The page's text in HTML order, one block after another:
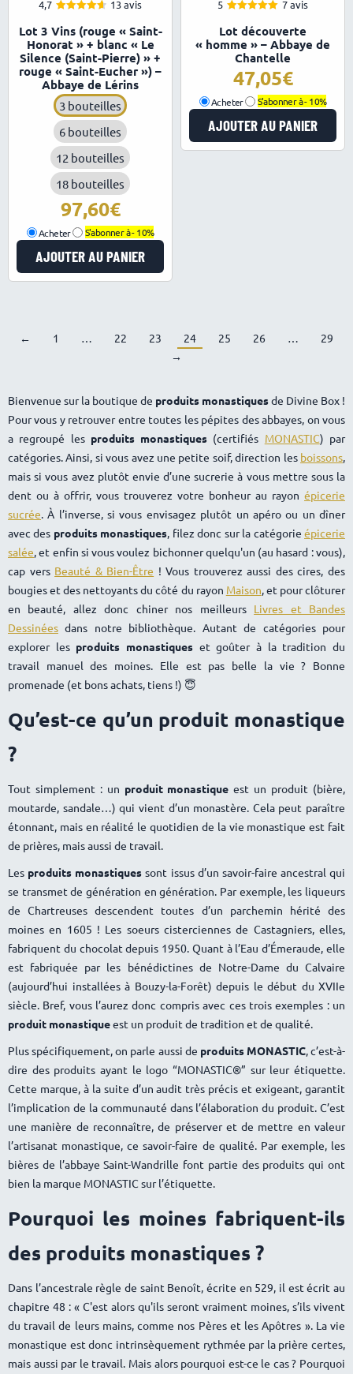
4,7
sur 5
13 avis
Lot 3 Vins (rouge « Saint-
Honorat » + blanc « Le
Silence (Saint-Pierre) » +
rouge « Saint-Eucher ») –
Abbaye de Lérins
3 bouteilles
6 bouteilles
12 bouteilles
18 bouteilles
97,60
Acheter S'abonner à -10%
AJOUTER AU PANIER
5
sur 5
7 avis
Lot découverte
« homme » – Abbaye de
Chantelle
47,05
Acheter S'abonner à -10%
AJOUTER AU PANIER
← 1 22 23 24 25 26
29
→
Bienvenue sur la boutique de produits monastiquesde Divine Box !
Pour vous y retrouver entre toutes les pépites des abbayes, on vous
a regroupé les produits monastiques (certifiés MONASTIC) par
catégories. Ainsi, si vous avez une petite soif, direction les boissons,
mais si vous avez plutôt envie d’une sucrerie à vous mettre sous la
dent ou à offrir, vous trouverez votre bonheur au rayon épicerie
sucrée. À l’inverse, si vous envisagez plutôt un apéro ou un dîner
avec des produits monastiques, filez donc sur la catégorieépicerie
salée, et enfin si vous voulez bichonner quelqu'un (au hasard : vous),
cap vers Beauté & Bien-Être ! Vous trouverez aussi des cires, des
bougies et des nettoyants du côté du rayon Maison, et pour clôturer
en beauté, allez donc chiner nos meilleurs Livres et Bandes
Dessinées dans notre bibliothèque. Autant de catégories pour
explorer les produits monastiques et goûter à la tradition du
travail manuel des moines. Elle est pas belle la vie ? Bonne
promenade (et bons achats, tiens !) 😇
Qu’est-ce qu’un produit monastique
?
Tout simplement : un produit monastique est un produit (bière,
moutarde, sandale…) qui vient d’un monastère. Cela peut paraître
étonnant, mais en réalité le quotidien de la vie monastique est fait
de prières, mais aussi de travail.
Les produits monastiques sont issus d’un savoir-faire ancestral qui
se transmet de génération en génération. Par exemple, les liqueurs
de Chartreuses descendent toutes d’un parchemin hérité des
moines en 1605 ! Les soeurs cisterciennes de Castagniers, elles,
fabriquent du chocolat depuis 1950. Quant à l’Eau d’Émeraude, elle
est fabriquée par les bénédictines de Notre-Dame du Calvaire
(aujourd’hui installées à Bouzy-la-Forêt) depuis le début du XVIIe
siècle. Bref, vous l’aurez donc compris avec ces trois exemples : un
produit monastiqueest un produit de tradition et de qualité.
Plus spécifiquement, on parle aussi de produits MONASTIC, c’est-à-
dire des produits ayant le logo “MONASTIC®” sur leur étiquette.
Cette marque, à la suite d’un audit très précis et exigeant, garantit
l’implication de la communauté dans l’élaboration du produit. C’est
une manière de reconnaître, de préserver et de mettre en valeur
l’artisanat monastique, ce savoir-faire de qualité. Par exemple, les
bières de l’abbaye Saint-Wandrille font partie des produits qui ont
bien la marque MONASTIC sur l’étiquette.
Pourquoi les moines fabriquent-ils
des produits monastiques ?
Dans l’ancestrale règle de saint Benoît, écrite en 529, il est écrit au
chapitre 48 : « C'est alors qu'ils seront vraiment moines, s’ils vivent
du travail de leurs mains, comme nos Pères et les Apôtres ». La vie
monastique est donc intrinsèquement rythmée par la prière certes,
mais aussi par le travail. Mais alors pourquoi est-ce le cas ? Pourquoi